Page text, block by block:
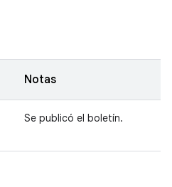
Notas
Se publicó el boletín.